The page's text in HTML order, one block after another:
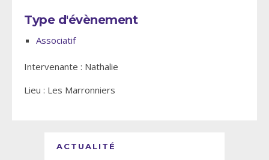
Type d'évènement
Associatif
Intervenante : Nathalie
Lieu : Les Marronniers
ACTUALITÉ